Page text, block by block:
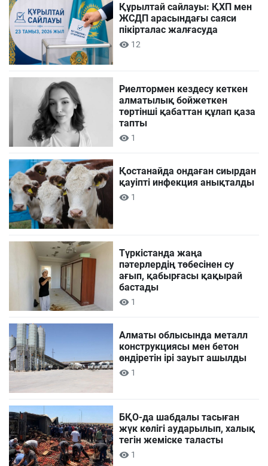
Құрылтай сайлауы: ҚХП мен
ЖСДП арасындағы саяси
пікірталас жалғасуда
12
Риелтормен кездесу кеткен
алматылық бойжеткен
төртінші қабаттан құлап қаза
тапты
1
Қостанайда ондаған сиырдан
қауіпті инфекция анықталды
1
Түркістанда жаңа
пәтерлердің төбесінен су
ағып, қабырғасы қақырай
бастады
1
Алматы облысында металл
конструкциясы мен бетон
өндіретін ірі зауыт ашылды
1
БҚО-да шабдалы тасыған
жүк көлігі аударылып, халық
тегін жеміске таласты
1